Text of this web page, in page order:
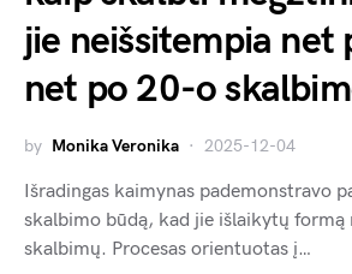
jie neišsitempia net
net po 20-o
by Monika Veronika 2025-12-04
Išradingas kaimynas pademonstravo
skalbimo būdą, kad jie išlaikytų formą
skalbimų. Procesas orientuotas į…